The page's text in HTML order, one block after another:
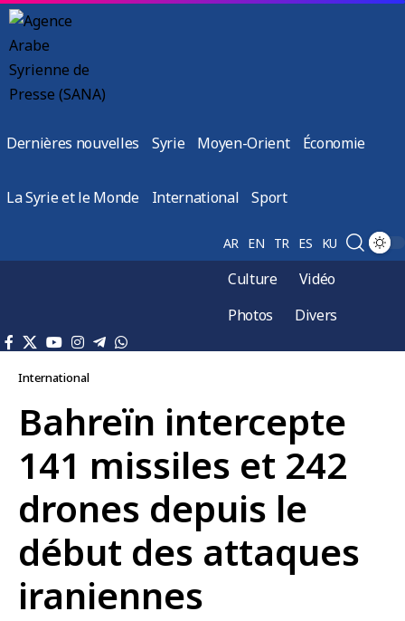
Dernières nouvelles Syrie Moyen-Orient Économie
La Syrie et le Monde International Sport
AR EN TR ES KU
Culture
Vidéo
Photos
Divers
International
Bahreïn intercepte
141 missiles et 242
drones depuis le
début des attaques
iraniennes